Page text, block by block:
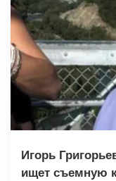
Игорь
ищет съемную